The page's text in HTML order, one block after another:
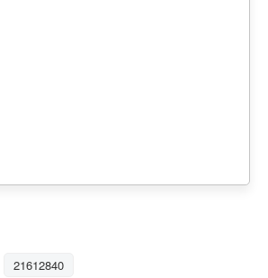
21612840